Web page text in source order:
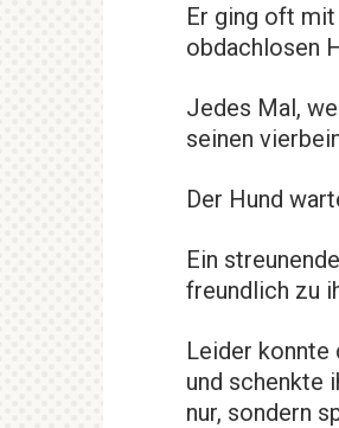
Er ging oft
obdachlosen
Jedes Mal,
seinen
Der Hund
Ein
freundlich zu
Leider konnte
und schenkte
nur, sondern